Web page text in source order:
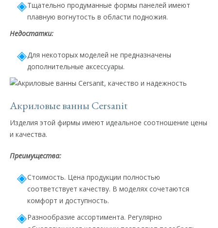
Тщательно продуманные формы панелей имеют
плавную вогнутость в области подножия.
Недостатки:
Для некоторых моделей не предназначены
дополнительные аксессуары.
Акриловые ванны Cersanit
Изделия этой фирмы имеют идеальное соотношение цены
и качества.
Преимущества:
Стоимость. Цена продукции полностью
соответствует качеству. В моделях сочетаются
комфорт и доступность.
Разнообразие ассортимента. Регулярно